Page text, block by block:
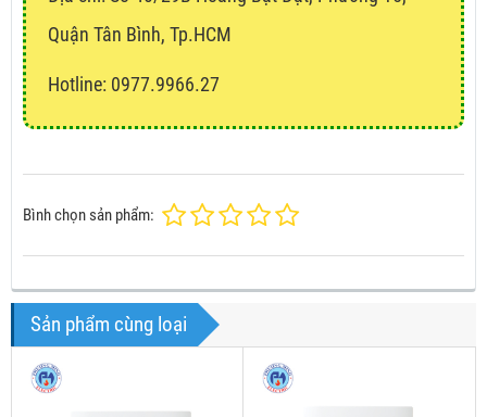
Quận Tân Bình, Tp.HCM
Hotline: 0977.9966.27
Bình chọn sản phẩm:
Sản phẩm cùng loại